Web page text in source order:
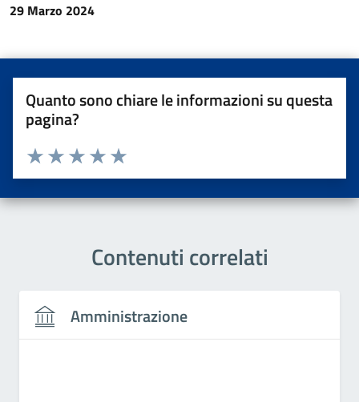
29 Marzo 2024
Quanto sono chiare le informazioni su questa
pagina?
Valuta da 1 a 5 stelle la pagina
Valuta 5 stelle su 5
Valuta 4 stelle su 5
Valuta 3 stelle su 5
Valuta 2 stelle su 5
Valuta una stella su 5
Contenuti correlati
Amministrazione